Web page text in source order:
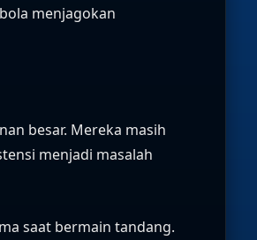
menjagokan
besar. Mereka masih
menjadi masalah
saat bermain tandang.